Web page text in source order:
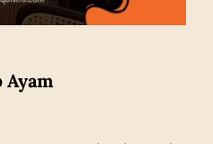
Ayam